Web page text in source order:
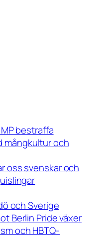
bestraffa
mångkultur och
oss svenskar och
och Sverige
Berlin Pride växer
och HBTQ-